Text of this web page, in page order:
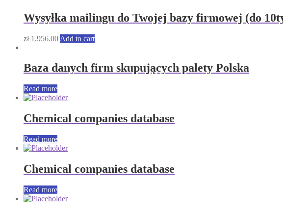
Wysyłka mailingu do Twojej bazy firmowej (do
zł1,956.00 Add to cart
Baza danych firm skupujących palety Polska
Read more
Chemical companies database
Read more
Chemical companies database
Read more